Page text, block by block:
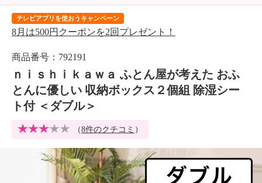
テレビアプリを使おうキャンペーン
8月は500円クーポンを2回プレゼント！
商品番号：792191
ｎｉｓｈｉｋａｗａ ふとん屋が考えた おふ
とんに優しい 収納ボックス２個組 除湿シー
ト付 ＜ダブル＞
（8件のクチコミ ）